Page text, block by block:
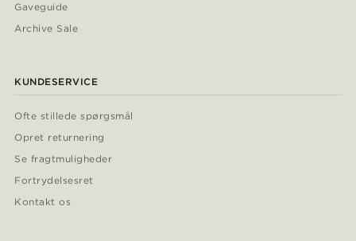
Gaveguide
Archive Sale
KUNDESERVICE
Ofte stillede spørgsmål
Opret returnering
Se fragtmuligheder
Fortrydelsesret
Kontakt os